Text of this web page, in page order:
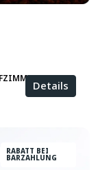
Details
RABATT BEI
BARZAHLUNG